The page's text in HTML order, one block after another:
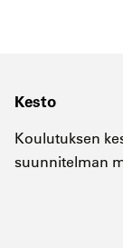
Kesto
Koulutuksen
suunnitelman